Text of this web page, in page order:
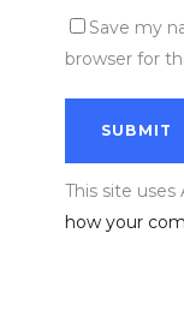
Save my
browser for
This site
how your